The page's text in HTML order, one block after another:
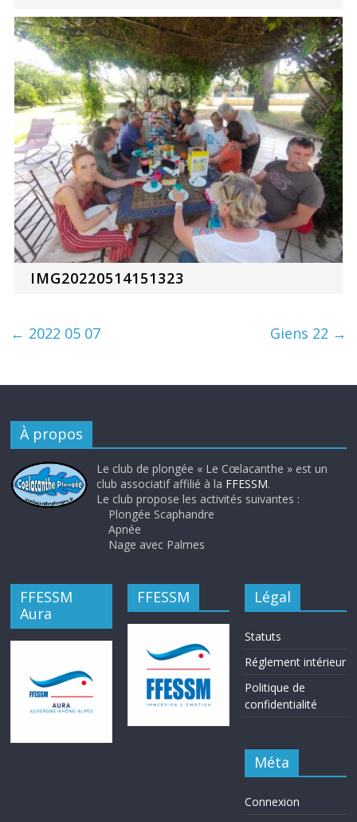
IMG20220514151323
← 2022 05 07 Giens 22 →
À propos
Le club de plongée « Le Cœlacanthe » est un
club associatif affilié à la FFESSM.
Le club propose les activités suivantes :
Plongée Scaphandre
Apnée
Nage avec Palmes
FFESSM
Aura
FFESSM Légal
Statuts
Réglement intérieur
Politique de
confidentialité
Méta
Connexion